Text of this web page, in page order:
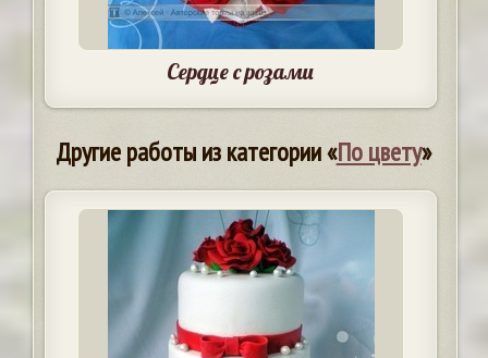
Сердце с розами
Другие работы из категории «По цвету»